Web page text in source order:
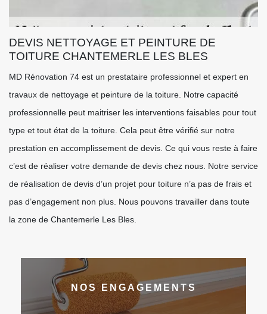
DEVIS NETTOYAGE ET PEINTURE DE
TOITURE CHANTEMERLE LES BLES
MD Rénovation 74 est un prestataire professionnel et expert en
travaux de nettoyage et peinture de la toiture. Notre capacité
professionnelle peut maitriser les interventions faisables pour tout
type et tout état de la toiture. Cela peut être vérifié sur notre
prestation en accomplissement de devis. Ce qui vous reste à faire
c’est de réaliser votre demande de devis chez nous. Notre service
de réalisation de devis d’un projet pour toiture n’a pas de frais et
pas d’engagement non plus. Nous pouvons travailler dans toute
la zone de Chantemerle Les Bles.
NOS ENGAGEMENTS